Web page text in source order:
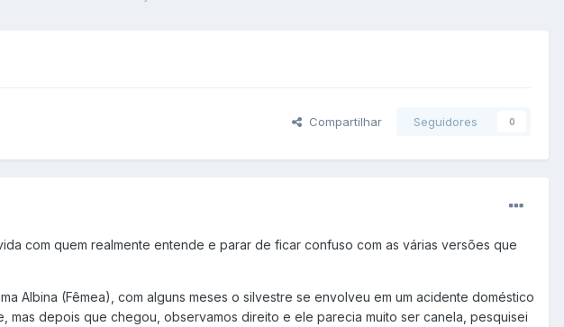
Compartilhar Seguidores 0
com quem realmente entende e parar de ficar confuso com as várias versões que
Albina (Fêmea), com alguns meses o silvestre se envolveu em um acidente doméstico
mas depois que chegou, observamos direito e ele parecia muito ser canela, pesquisei